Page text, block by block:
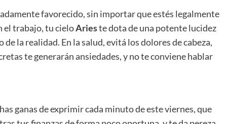
favorecido, sin importar que estés legalmente
el trabajo, tu cieloArieste dota de una potente lucidez
la realidad. En la salud, evitá los dolores de cabeza,
te generarán ansiedades, y no te conviene hablar
ganas de exprimir cada minuto de este viernes, que